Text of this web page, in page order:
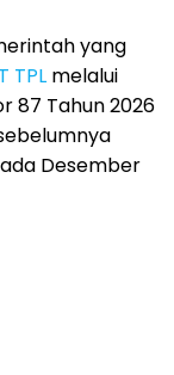
yang
TPL melalui
87 Tahun 2026
Desember